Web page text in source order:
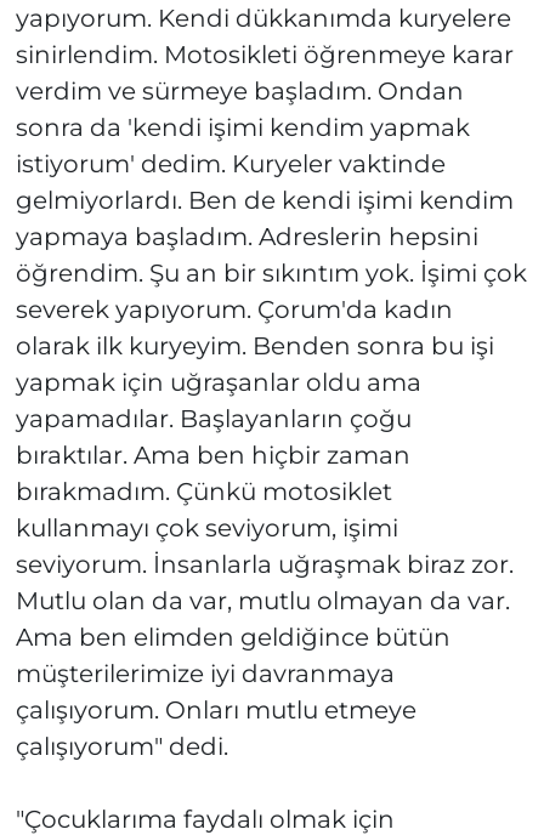
yapıyorum. Kendi dükkanımda kuryelere
sinirlendim. Motosikleti öğrenmeye karar
verdim ve sürmeye başladım. Ondan
sonra da 'kendi işimi kendim yapmak
istiyorum' dedim. Kuryeler vaktinde
gelmiyorlardı. Ben de kendi işimi kendim
yapmaya başladım. Adreslerin hepsini
öğrendim. Şu an bir sıkıntım yok. İşimi çok
severek yapıyorum. Çorum'da kadın
olarak ilk kuryeyim. Benden sonra bu işi
yapmak için uğraşanlar oldu ama
yapamadılar. Başlayanların çoğu
bıraktılar. Ama ben hiçbir zaman
bırakmadım. Çünkü motosiklet
kullanmayı çok seviyorum, işimi
seviyorum. İnsanlarla uğraşmak biraz zor.
Mutlu olan da var, mutlu olmayan da var.
Ama ben elimden geldiğince bütün
müşterilerimize iyi davranmaya
çalışıyorum. Onları mutlu etmeye
çalışıyorum" dedi.
"Çocuklarıma faydalı olmak için